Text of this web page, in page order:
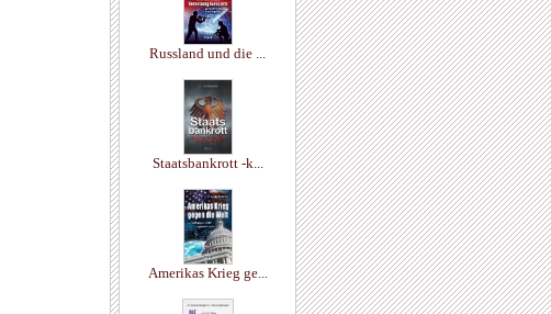
Russland und die ...
Staatsbankrott -k...
Amerikas Krieg ge...